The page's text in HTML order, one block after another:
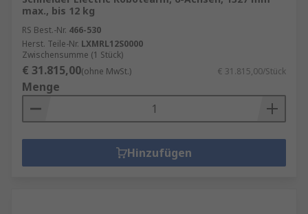
max., bis 12 kg
RS Best.-Nr. 466-530
Herst. Teile-Nr. LXMRL12S0000
Zwischensumme (1 Stück)
€ 31.815,00(ohne MwSt.) € 31.815,00/Stück
Menge
Hinzufügen